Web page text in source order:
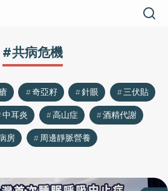
#共病危機
奇亞籽 針眼
三伏貼
中耳炎 高山症
酒精代謝
房
周邊靜脈營養